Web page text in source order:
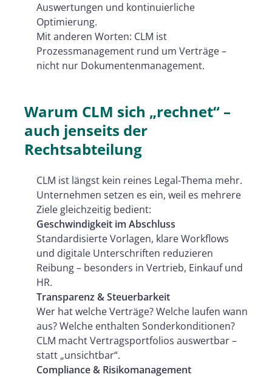
Auswertungen und kontinuierliche
Optimierung.
Mit anderen Worten: CLM ist
Prozessmanagement rund um Verträge –
nicht nur Dokumentenmanagement.
Warum CLM sich „rechnet“ –
auch jenseits der
Rechtsabteilung
CLM ist längst kein reines Legal-Thema mehr.
Unternehmen setzen es ein, weil es mehrere
Ziele gleichzeitig bedient:
Geschwindigkeit im Abschluss
Standardisierte Vorlagen, klare Workflows
und digitale Unterschriften reduzieren
Reibung – besonders in Vertrieb, Einkauf und
HR.
Transparenz & Steuerbarkeit
Wer hat welche Verträge? Welche laufen wann
aus? Welche enthalten Sonderkonditionen?
CLM macht Vertragsportfolios auswertbar –
statt „unsichtbar“.
Compliance & Risikomanagement